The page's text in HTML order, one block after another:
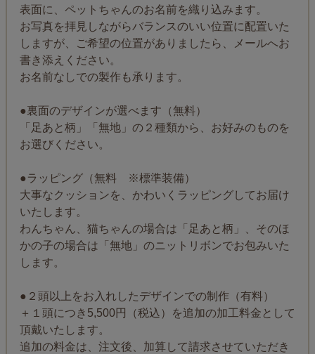
表面に、ペットちゃんのお名前を織り込みます。
お写真を拝見しながらバランスのいい位置に配置いた
しますが、ご希望の位置がありましたら、メールへお
書き添えください。
お名前なしでの製作も承ります。
●裏面のデザインが選べます（無料）
「足あと柄」「無地」の２種類から、お好みのものを
お選びください。
●ラッピング（無料 ※標準装備）
大事なクッションを、かわいくラッピングしてお届け
いたします。
わんちゃん、猫ちゃんの場合は「足あと柄」、そのほ
かの子の場合は「無地」のニットリボンでお包みいた
します。
●２頭以上をお入れしたデザインでの制作（有料）
＋１頭につき5,500円（税込）を追加の加工料金として
頂戴いたします。
追加の料金は、注文後、加算して請求させていただき